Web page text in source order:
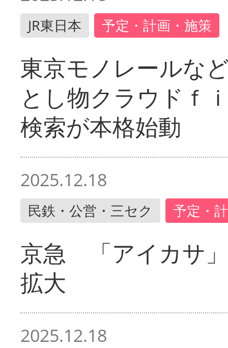
JR東日本 予定・計画・施策
東京モノレールな
とし物クラウドｆ
検索が本格始動
2025.12.18
民鉄・公営・三セク 予定・
京急 「アイカサ
拡大
2025.12.18